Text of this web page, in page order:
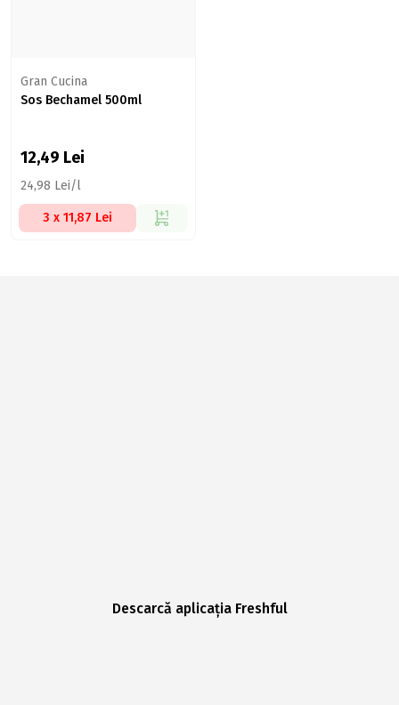
Gran Cucina
Sos Bechamel 500ml
12,49 Lei
24,98 Lei/l
3 x 11,87 Lei
Descarcă aplicația Freshful